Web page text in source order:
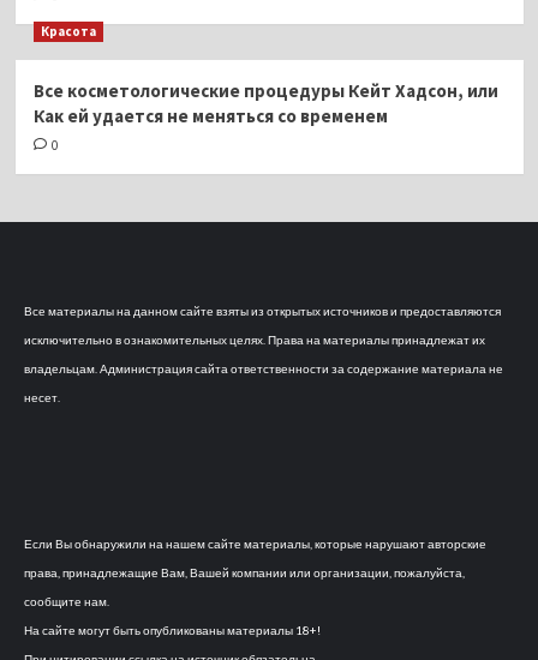
Красота
Все косметологические процедуры Кейт Хадсон, или
Как ей удается не меняться со временем
0
Все материалы на данном сайте взяты из открытых источников и предоставляются
исключительно в ознакомительных целях. Права на материалы принадлежат их
владельцам. Администрация сайта ответственности за содержание материала не
несет.
Если Вы обнаружили на нашем сайте материалы, которые нарушают авторские
права, принадлежащие Вам, Вашей компании или организации, пожалуйста,
сообщите нам.
На сайте могут быть опубликованы материалы 18+!